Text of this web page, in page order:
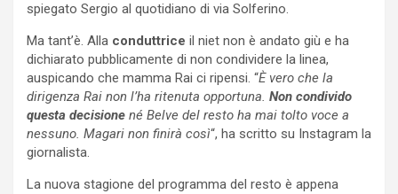
spiegato Sergio al quotidiano di via Solferino.
Ma tant’è. Alla conduttrice il niet non è andato giù e ha
dichiarato pubblicamente di non condividere la linea,
auspicando che mamma Rai ci ripensi. “È vero che la
dirigenza Rai non l’ha ritenuta opportuna. Non condivido
questa decisione né Belve del resto ha mai tolto voce a
nessuno. Magari non finirà così“, ha scritto su Instagram la
giornalista.
La nuova stagione del programma del resto è appena